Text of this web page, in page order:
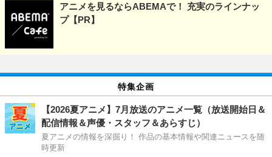
アニメを見るならABEMAで！ 充実のラインナッ
プ【PR】
特集企画
【2026夏アニメ】7月放送のアニメ一覧（放送開始日＆
配信情報＆声優・スタッフ＆あらすじ）
夏アニメの情報を深掘り！ 作品の基本情報や関連ニュースを随
時更新